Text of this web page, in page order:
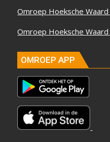
Omroep Hoeksche
Omroep Hoeksche
OMROEP APP